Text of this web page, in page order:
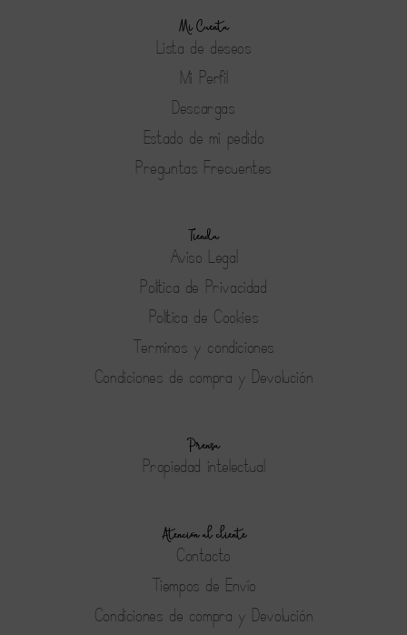
Mi Cuenta
Lista de deseos
Mi Perfil
Descargas
Estado de mi pedido
Preguntas Frecuentes
Tienda
Aviso Legal
Política de Privacidad
Política de Cookies
Terminos y condiciones
Condiciones de compra y Devolución
Prensa
Propiedad intelectual
Atención al cliente
Contacto
Tiempos de Envío
Condiciones de compra y Devolución